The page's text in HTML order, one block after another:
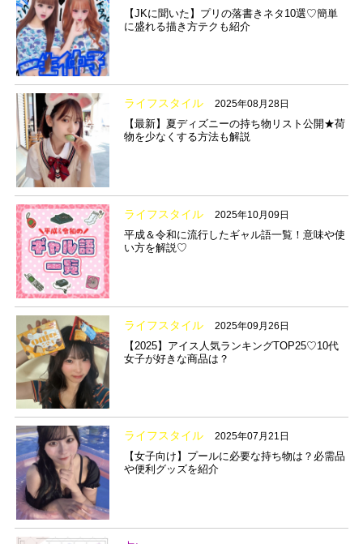
【JKに聞いた】プリの落書きネタ10選♡簡単
に盛れる描き方テクも紹介
ライフスタイル 2025年08月28日
【最新】夏ディズニーの持ち物リスト公開★荷
物を少なくする方法も解説
ライフスタイル 2025年10月09日
平成＆令和に流行したギャル語一覧！意味や使
い方を解説♡
ライフスタイル 2025年09月26日
【2025】アイス人気ランキングTOP25♡10代
女子が好きな商品は？
ライフスタイル 2025年07月21日
【女子向け】プールに必要な持ち物は？必需品
や便利グッズを紹介